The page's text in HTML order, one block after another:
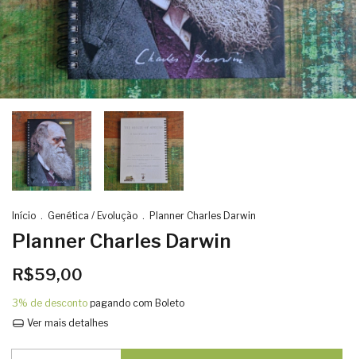
Início . Genética / Evolução . Planner Charles Darwin
Planner Charles Darwin
R$59,00
3% de desconto pagando com Boleto
Ver mais detalhes